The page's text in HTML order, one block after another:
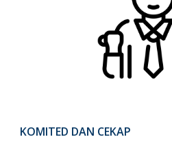
KOMITED DAN CEKAP